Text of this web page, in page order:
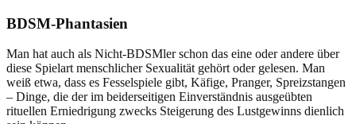
BDSM-Phantasien
Man hat auch als Nicht-BDSMler schon das eine oder andere über
diese Spielart menschlicher Sexualität gehört oder gelesen. Man
weiß etwa, dass es Fesselspiele gibt, Käfige, Pranger, Spreizstangen
– Dinge, die der im beiderseitigen Einverständnis ausgeübten
rituellen Erniedrigung zwecks Steigerung des Lustgewinns dienlich